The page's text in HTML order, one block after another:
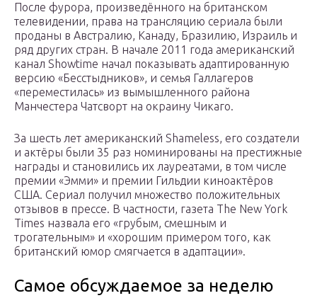
После фурора, произведённого на британском
телевидении, права на трансляцию сериала были
проданы в Австралию, Канаду, Бразилию, Израиль и
ряд других стран. В начале 2011 года американский
канал Showtime начал показывать адаптированную
версию «Бесстыдников», и семья Галлагеров
«переместилась» из вымышленного района
Манчестера Чатсворт на окраину Чикаго.
За шесть лет американский Shameless, его создатели
и актёры были 35 раз номинированы на престижные
награды и становились их лауреатами, в том числе
премии «Эмми» и премии Гильдии киноактёров
США. Сериал получил множество положительных
отзывов в прессе. В частности, газета The New York
Times назвала его «грубым, смешным и
трогательным» и «хорошим примером того, как
британский юмор смягчается в адаптации».
Самое обсуждаемое за неделю